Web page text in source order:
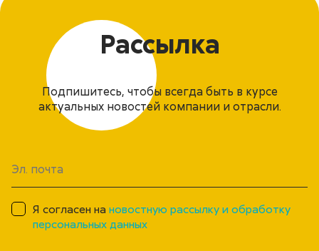
Рассылка
Подпишитесь, чтобы всегда быть в курсе
актуальных новостей компании и отрасли.
Я согласен нановостную рассылку и обработку
персональных данных